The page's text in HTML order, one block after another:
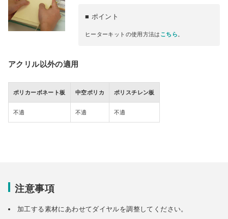
■ ポイント
ヒーターキットの使用方法は こちら
アクリル以外の適用
ポリカーボネート板 中空ポリカ ポリスチレン板
不適 不適 不適
注意事項
加工する素材にあわせてダイヤルを調整してください。